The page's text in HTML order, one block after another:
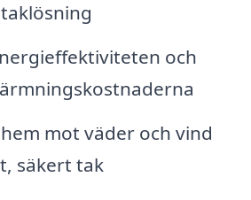
och
mot väder och vind
säkert tak